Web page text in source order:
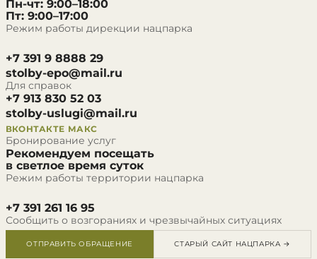
Пн-чт: 9:00–18:00
Пт: 9:00–17:00
Режим работы дирекции нацпарка
+7 391 9 8888 29
stolby-epo@mail.ru
Для справок
+7 913 830 52 03
stolby-uslugi@mail.ru
ВКОНТАКТЕ МАКС
Бронирование услуг
Рекомендуем посещать
в светлое время суток
Режим работы территории нацпарка
+7 391 261 16 95
Сообщить о возгораниях и чрезвычайных ситуациях
ОТПРАВИТЬ ОБРАЩЕНИЕ СТАРЫЙ САЙТ НАЦПАРКА →